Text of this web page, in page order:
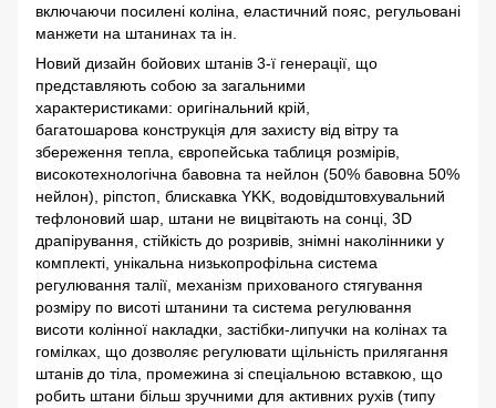
включаючи посилені коліна, еластичний пояс, регульовані
манжети на штанинах та ін.
Новий дизайн бойових штанів 3-ї генерації, що
представляють собою за загальними
характеристиками: оригінальний крій,
багатошарова конструкція для захисту від вітру та
збереження тепла, європейська таблиця розмірів,
високотехнологічна бавовна та нейлон (50% бавовна 50%
нейлон), ріпстоп, блискавка YKK, водовідштовхувальний
тефлоновий шар, штани не вицвітають на сонці, 3D
драпірування, стійкість до розривів, знімні наколінники у
комплекті, унікальна низькопрофільна система
регулювання талії, механізм прихованого стягування
розміру по висоті штанини та система регулювання
висоти колінної накладки, застібки-липучки на колінах та
гомілках, що дозволяє регулювати щільність прилягання
штанів до тіла, промежина зі спеціальною вставкою, що
робить штани більш зручними для активних рухів (типу